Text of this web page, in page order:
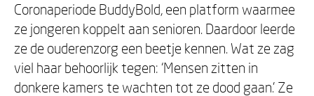
Coronaperiode BuddyBold, een platform waarmee
ze jongeren koppelt aan senioren. Daardoor leerde
ze de ouderenzorg een beetje kennen. Wat ze zag
viel haar behoorlijk tegen: ‘Mensen zitten in
donkere kamers te wachten tot ze dood gaan.’ Ze